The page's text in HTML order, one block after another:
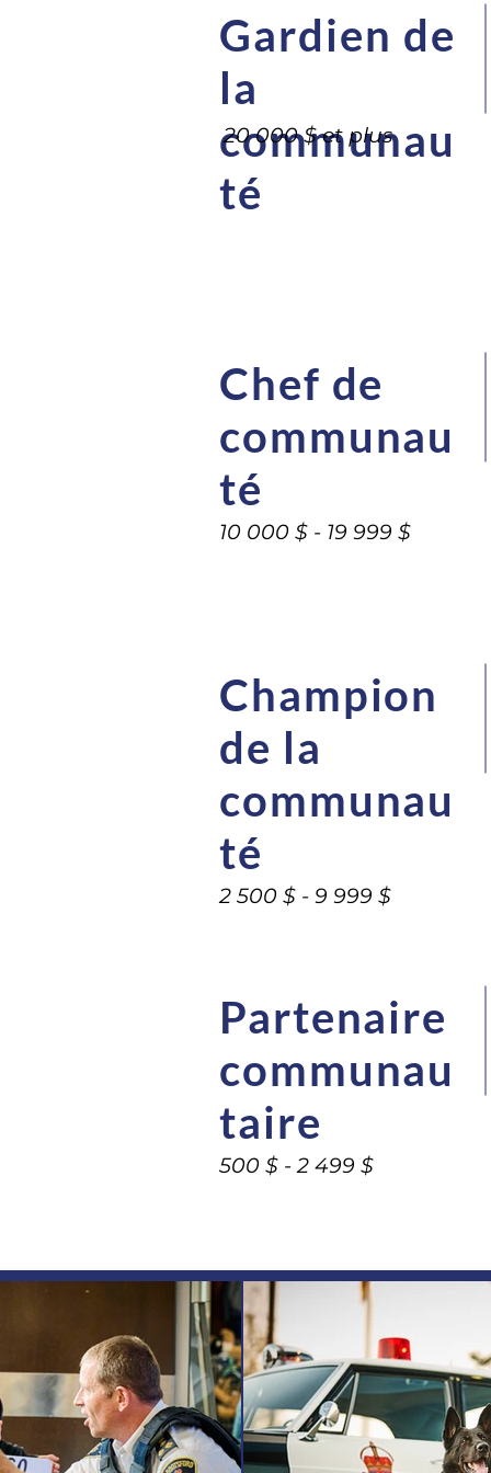
Gardien de
la
communau
té
20 000 $ et plus
Chef de
communau
té
10 000 $ - 19 999 $
Champion
de la
communau
té
2 500 $ - 9 999 $
Partenaire
communau
taire
500 $ - 2 499 $